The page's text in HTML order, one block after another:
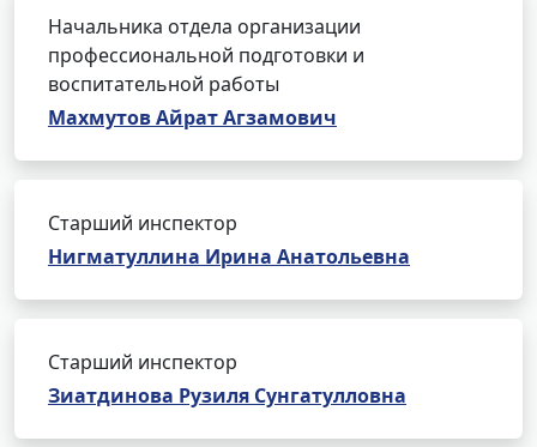
Начальника отдела организации
профессиональной подготовки и
воспитательной работы
Махмутов Айрат Агзамович
Старший инспектор
Нигматуллина Ирина Анатольевна
Старший инспектор
Зиатдинова Рузиля Сунгатулловна